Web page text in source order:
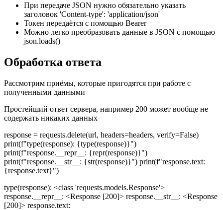
При передаче JSON нужно обязательно указать
заголовок 'Content-type': 'application/json'
Токен передаётся с помощью Bearer
Можно легко преобразовать данные в JSON с помощью
json.loads()
Обработка ответа
Рассмотрим приёмы, которые пригодятся при работе с
полученными данными
Простейший ответ сервера, например 200 может вообще не
содержать никаких данных
response = requests.delete(url, headers=headers, verify=False)
print(f"type(response): {type(response)}")
print(f"response.__repr__: {repr(response)}")
print(f"response.__str__: {str(response)}") print(f"response.text:
{response.text}")
type(response): <class 'requests.models.Response'>
response.__repr__: <Response [200]> response.__str__: <Response
[200]> response.text: